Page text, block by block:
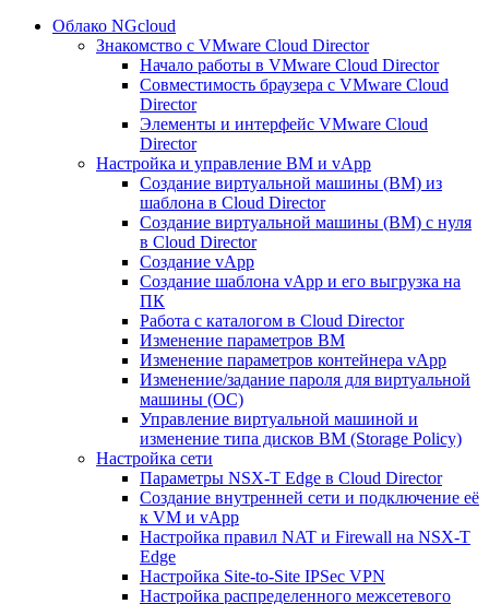
Облако NGcloud
Знакомство с VMware Cloud Director
Начало работы в VMware Cloud Director
Совместимость браузера с VMware Cloud
Director
Элементы и интерфейс VMware Cloud
Director
Настройка и управление ВМ и vApp
Создание виртуальной машины (ВМ) из
шаблона в Cloud Director
Создание виртуальной машины (ВМ) с нуля
в Cloud Director
Создание vApp
Создание шаблона vApp и его выгрузка на
ПК
Работа с каталогом в Cloud Director
Изменение параметров ВМ
Изменение параметров контейнера vApp
Изменение/задание пароля для виртуальной
машины (ОС)
Управление виртуальной машиной и
изменение типа дисков ВМ (Storage Policy)
Настройка сети
Параметры NSX-T Edge в Cloud Director
Создание внутренней сети и подключение её
к VM и vApp
Настройка правил NAT и Firewall на NSX-T
Edge
Настройка Site-to-Site IPSec VPN
Настройка распределенного межсетевого